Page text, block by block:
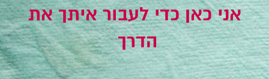
אני כאן כדי לעבור איתך את
הדרך